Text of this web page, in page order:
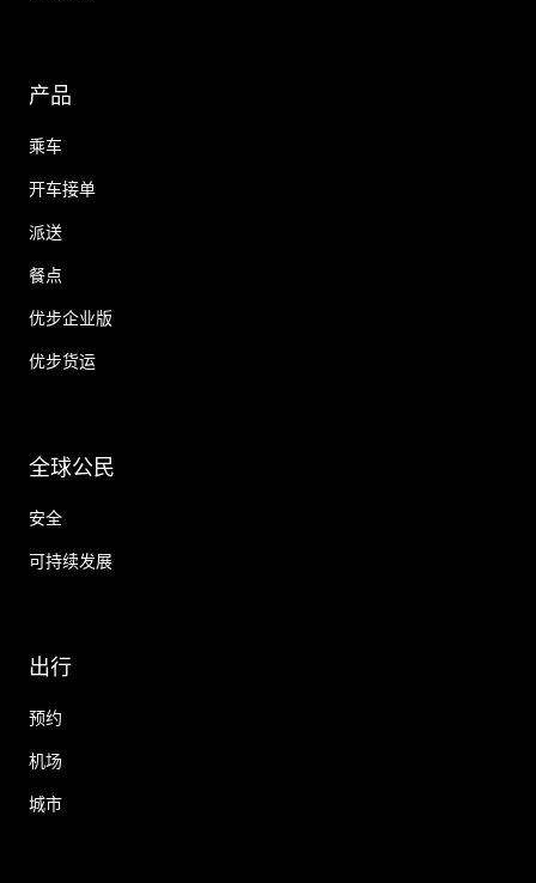
产品
乘车
开车接单
派送
餐点
优步企业版
优步货运
全球公民
安全
可持续发展
出行
预约
机场
城市